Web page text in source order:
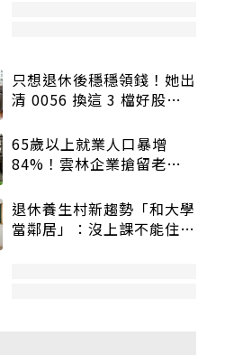
只想退休後穩穩領錢！她出
清 0056 換這 3 檔好股：
65歲以上就業人口暴增
84%！雲林企業搶留老員
退休養生村新趨勢「和大學
當鄰居」：沒上課不能住、